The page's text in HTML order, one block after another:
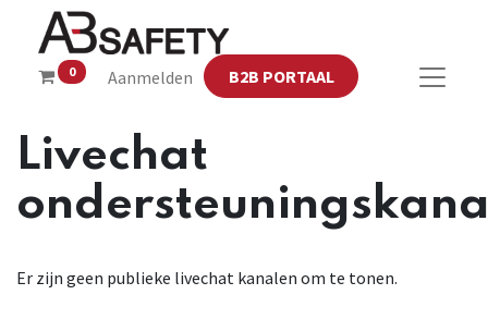
0 Aanmelden B2B PORTAAL
Livechat
Er zijn geen publieke livechat kanalen om te tonen.